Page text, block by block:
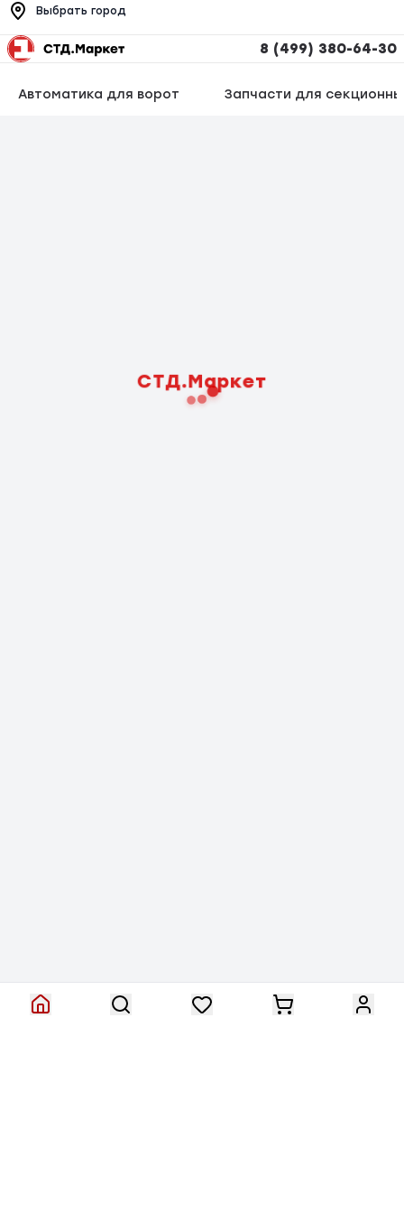
Выбрать город
8 (499) 380-64-30
Автоматика для ворот Запчасти для
СТД.Маркет